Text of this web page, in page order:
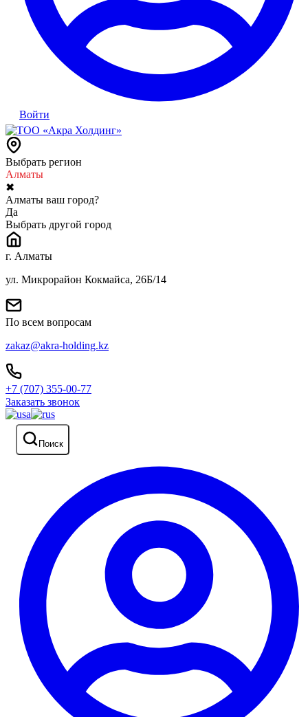
Войти
Выбрать регион
Алматы
✖
Алматы ваш город?
Да
Выбрать другой город
г. Алматы
ул. Микрорайон Кокмайса, 26Б/14
По всем вопросам
zakaz@akra-holding.kz
+7 (707) 355-00-77
Заказать звонок
Поиск